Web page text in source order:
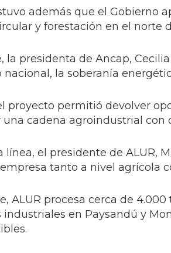
además que el Gobierno
y forestación en el norte
la presidenta de Ancap,
nacional, la soberanía
proyecto permitió devolver
una cadena agroindustrial con
línea, el presidente de ALUR,
tanto a nivel agrícola
ALUR procesa cerca de
industriales en Paysandú y